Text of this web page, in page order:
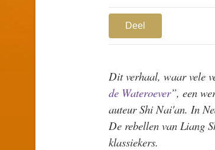
Deel
Dit verhaal, waar vele
de Wateroever”, een
auteur Shi Nai'an. In
De rebellen van Liang
klassiekers.